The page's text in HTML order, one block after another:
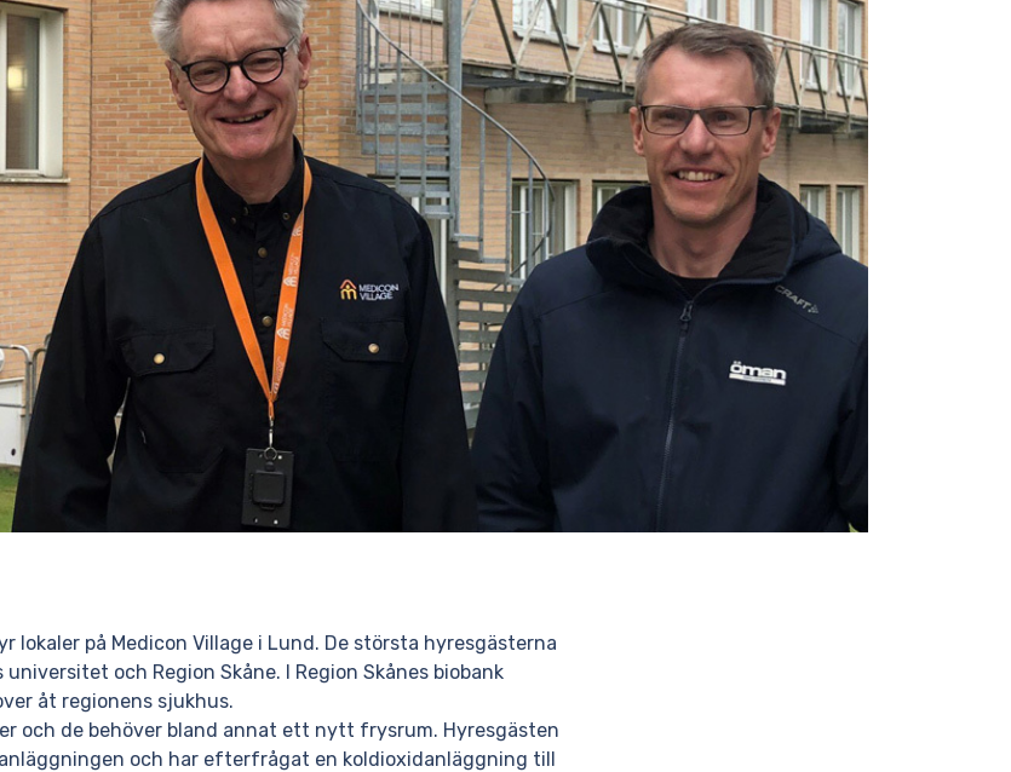
lokaler på Medicon Village i Lund. De största hyresgästerna
och Region Skåne. I Region Skånes biobank
åt regionens sjukhus.
och de behöver bland annat ett nytt frysrum. Hyresgästen
och har efterfrågat en koldioxidanläggning till